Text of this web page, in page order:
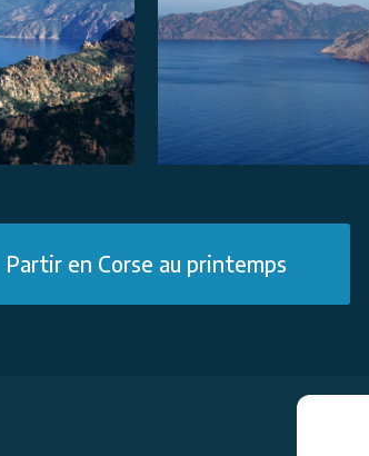
Partir en Corse au printemps